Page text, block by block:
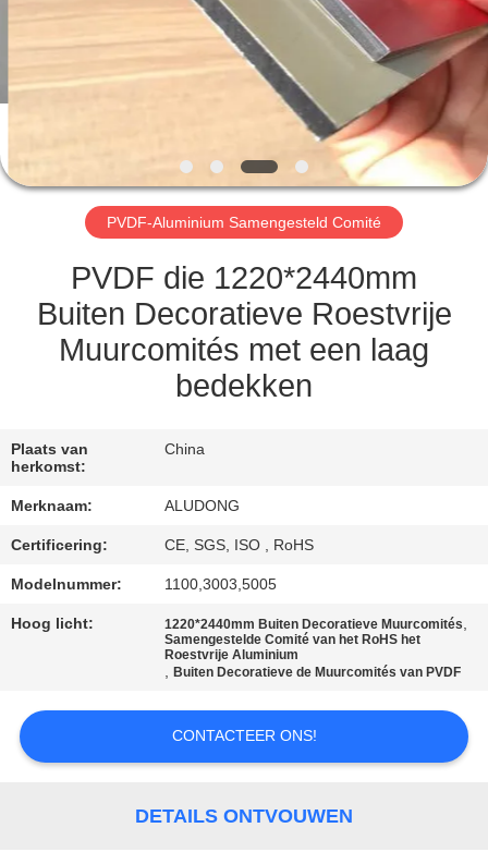
KWALITEITSCONTROLE
NEEM
MET
ONS
NIEUWS
VRAAG
EEN
OFFERTE
SITEMAP
PRIVACYBELEID
PVDF-Aluminium Samengesteld Comité
PVDF die 1220*2440mm
Buiten Decoratieve Roestvrije
Muurcomités met een laag
bedekken
Plaats van
herkomst:
China
Merknaam: ALUDONG
Certificering: CE, SGS, ISO , RoHS
Modelnummer: 1100,3003,5005
Hoog licht: 1220*2440mm Buiten Decoratieve Muurcomités,
Samengestelde Comité van het RoHS het
Roestvrije Aluminium
,Buiten Decoratieve de Muurcomités van PVDF
CONTACTEER ONS!
DETAILS ONTVOUWEN